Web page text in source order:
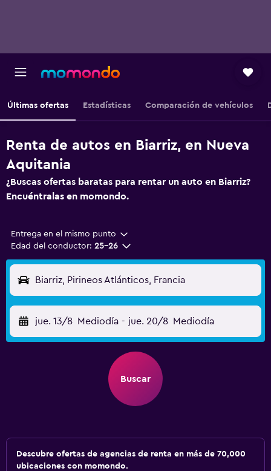
Últimas ofertas Estadísticas Comparación de vehículos
Renta de autos en Biarriz, en Nueva
Aquitania
¿Buscas ofertas baratas para rentar un auto en Biarriz?
Encuéntralas en momondo.
Entrega en el mismo punto
Edad del conductor: 25-26
Biarriz, Pirineos Atlánticos, Francia
jue. 13/8 Mediodía - jue. 20/8 Mediodía
Buscar
Descubre ofertas de agencias de renta en más de 70,000
ubicaciones con momondo.